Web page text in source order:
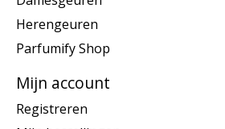
Herengeuren
Parfumify Shop
Mijn account
Registreren